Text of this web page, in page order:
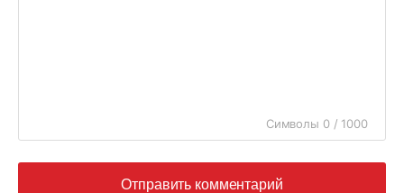
Символы 0 / 1000
Отправить комментарий